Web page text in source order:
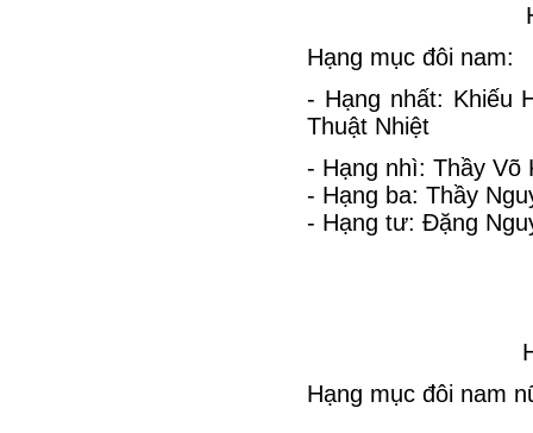
Hạng mục đôi nam:
- Hạng nhất: Khiếu
Thuật Nhiệt
- Hạng nhì: Thầy Võ
- Hạng ba: Thầy
- Hạng tư: Đặng
Hạng mục đôi nam